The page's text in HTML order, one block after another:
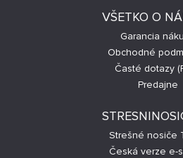
VŠETKO O
Garancia
Obchodné
Časté dotazy
Predajne
Strešné nosiče
Česká verze e-